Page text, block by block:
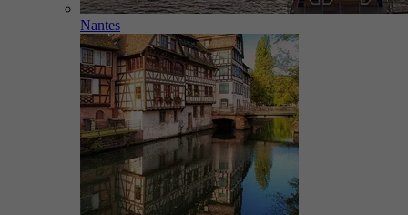
Nantes